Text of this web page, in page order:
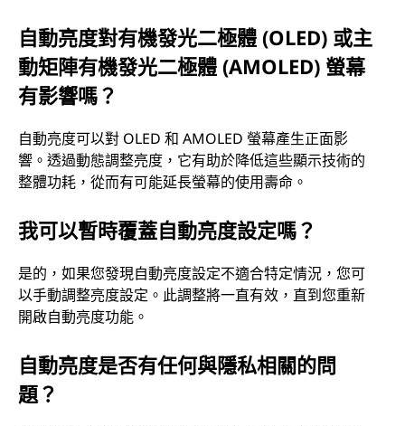
自動亮度對有機發光二極體 (OLED) 或主
動矩陣有機發光二極體 (AMOLED) 螢幕
有影響嗎？
自動亮度可以對 OLED 和 AMOLED 螢幕產生正面影
響。透過動態調整亮度，它有助於降低這些顯示技術的
整體功耗，從而有可能延長螢幕的使用壽命。
我可以暫時覆蓋自動亮度設定嗎？
是的，如果您發現自動亮度設定不適合特定情況，您可
以手動調整亮度設定。此調整將一直有效，直到您重新
開啟自動亮度功能。
自動亮度是否有任何與隱私相關的問
題？